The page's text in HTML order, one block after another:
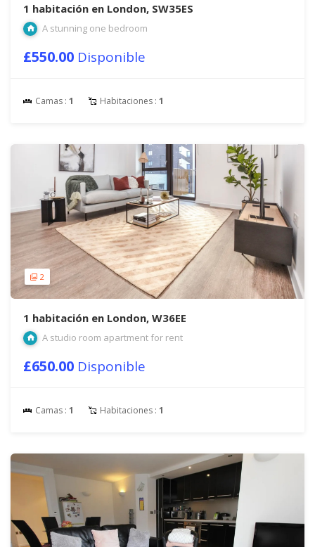
1 habitación en London, SW35ES
A stunning one bedroom
£550.00 Disponible
Camas : 1 Habitaciones : 1
2
1 habitación en London, W36EE
A studio room apartment for rent
£650.00 Disponible
Camas : 1 Habitaciones : 1